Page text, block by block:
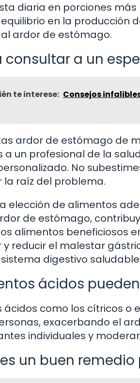
diaria en porciones
en la producción
ardor de estómago.
consultar a un
te interese: Consejos
ardor de estómago de
a un profesional de la
No
raíz del problema.
elección de alimentos
de estómago,
alimentos beneficiosos
reducir el malestar
digestivo
ácidos
ácidos como los cítricos
exacerbando el
individuales y
un buen